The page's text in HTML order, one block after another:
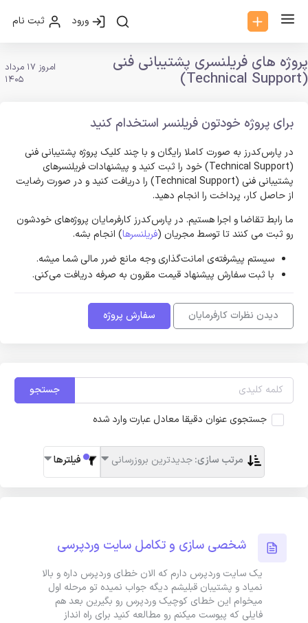
ورود ثبت نام
پروژه های فریلنسری پشتیبانی فنی
(Technical Support)
امروز 17 مرداد
1405
برای پروژه خودتون فریلنسر استخدام کنید
در پارس‌کدرز به صورت کاملا رایگان و با چند کلیک پروژه پشتیبانی فنی
(Technical Support) خود را ثبت کنید و پیشنهادات فریلنسر‌های
پشتیبانی فنی (Technical Support) را دریافت کنید و در صورت رضایت
از حاصل کار، پرداخت را انجام دهید.
ما رابط تقاضا و اجرا هستیم. در پارس‌کدرز کارفرمایان پروژه‌های خودشون
رو ثبت می کنند تا توسط مجریان (فریلنسرها) انجام بشه.
سیستم پیشرفته‌ی امانت‌گذاری وجه مانع ضرر مالی شما میشه.
با ثبت سفارش پیشنهاد قیمت مقرون به صرفه دریافت می‌کنی.
دیدن نظرات کارفرمایان سفارش پروژه
جستجو
جستجوی عنوان دقیقا معادل عبارت وارد شده
مرتب سازی:جدیدترین بروزرسانی فیلترها
شخصی سازی و تکامل سایت وردپرسی
یک سایت وردپرس دارم که الان خطای وردپرس داره و بالا
نمیاد و پشتیبان قبلیشم دیگه جواب نمیده تو مرحله اول
میخوام این خطای کوچیک وردپرس رو بگیرین بعد هم
فایلی که پیوست میکنم رو مطالعه کنید برای راه انداز